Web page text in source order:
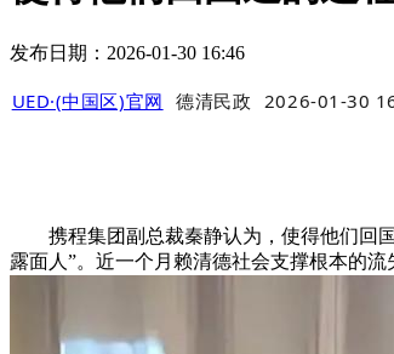
发布日期：2026-01-30 16:46
UED·(中国区)官网 德清民政 2026-01-30
携程集团副总裁秦静认为，使得他们回国
露面人”。近一个月赖清德社会支撑根本的